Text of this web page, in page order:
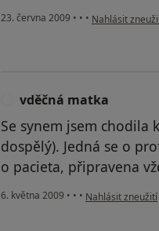
23. června 2009 • • • podle názoru
Nahlásit
vděčná matka
Se synem jsem
dospělý). Jedná se o
o pacieta, připravena
6. května 2009 • • • podle názoru
Nahlásit zneužití